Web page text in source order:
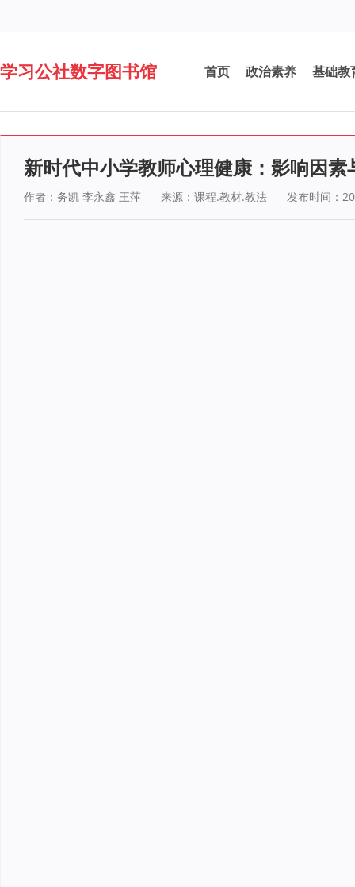
学习公社数字图书馆 首页 政治素养 基础教
新时代中小学教师心理健康：影响因素
作者：务凯 李永鑫 王萍 来源：课程.教材.教法 发布时间：